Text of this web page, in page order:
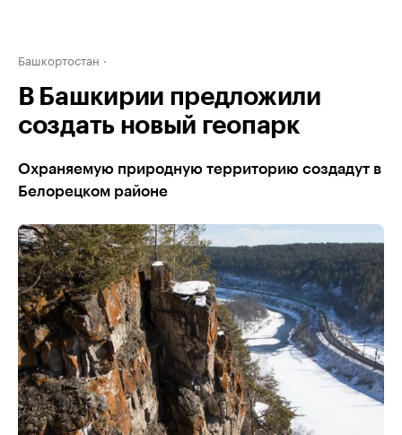
Башкортостан
В Башкирии предложили
создать новый геопарк
Охраняемую природную территорию создадут в
Белорецком районе